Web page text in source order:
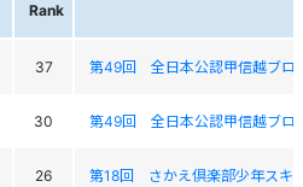
Rank
37 第49回 全日本公認甲信越ブロ
30 第49回 全日本公認甲信越ブロ
26 第18回 さかえ倶楽部少年スキ